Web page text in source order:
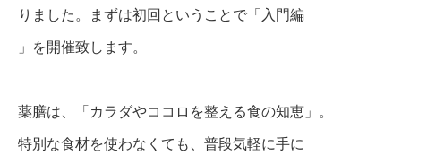
りました。まずは初回ということで「入門編
」を開催致します。
薬膳は、「カラダやココロを整える食の知恵」 。
特別な食材を使わなくても、普段気軽に手に